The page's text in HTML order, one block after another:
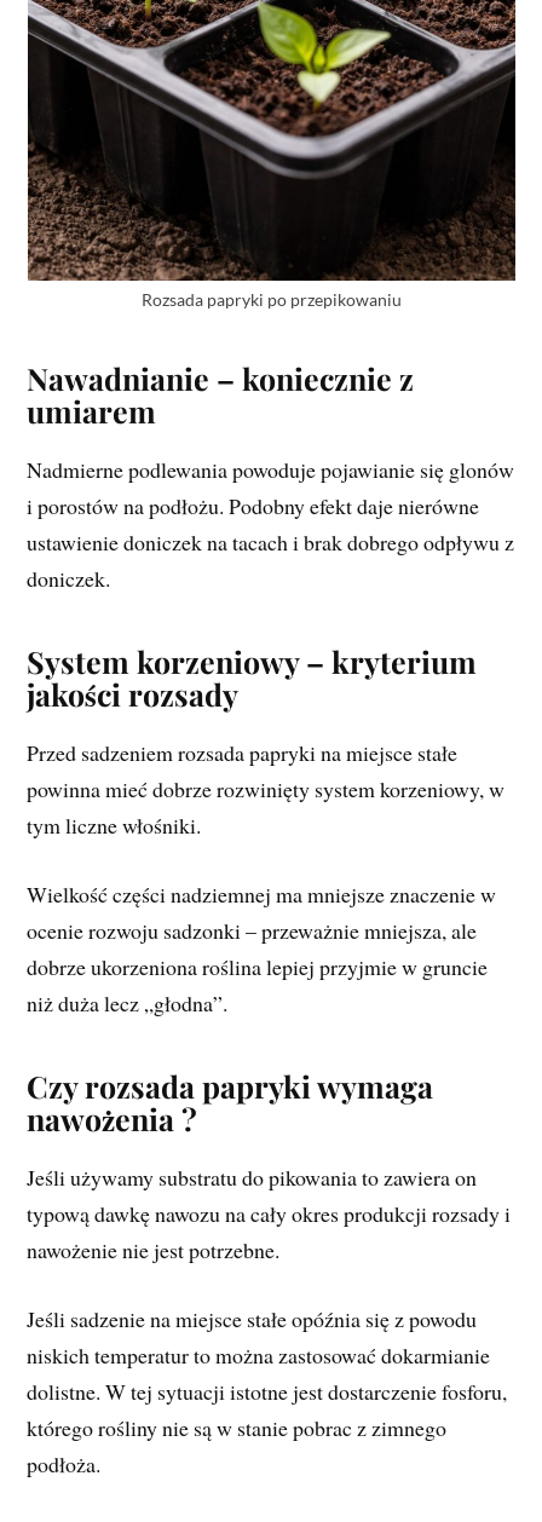
Rozsada papryki po przepikowaniu
Nawadnianie – koniecznie z
umiarem
Nadmierne podlewania powoduje pojawianie się glonów
i porostów na podłożu. Podobny efekt daje nierówne
ustawienie doniczek na tacach i brak dobrego odpływu z
doniczek.
System korzeniowy – kryterium
jakości rozsady
Przed sadzeniem rozsada papryki na miejsce stałe
powinna mieć dobrze rozwinięty system korzeniowy, w
tym liczne włośniki.
Wielkość części nadziemnej ma mniejsze znaczenie w
ocenie rozwoju sadzonki – przeważnie mniejsza, ale
dobrze ukorzeniona roślina lepiej przyjmie w gruncie
niż duża lecz „głodna”.
Czy rozsada papryki wymaga
nawożenia ?
Jeśli używamy substratu do pikowania to zawiera on
typową dawkę nawozu na cały okres produkcji rozsady i
nawożenie nie jest potrzebne.
Jeśli sadzenie na miejsce stałe opóźnia się z powodu
niskich temperatur to można zastosować dokarmianie
dolistne. W tej sytuacji istotne jest dostarczenie fosforu,
którego rośliny nie są w stanie pobrac z zimnego
podłoża.